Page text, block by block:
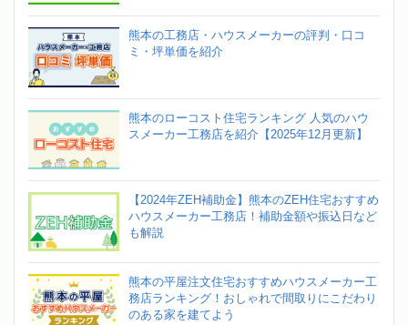
熊本の工務店・ハウスメーカーの評判・口コ
ミ・坪単価を紹介
熊本のローコスト住宅ランキング 人気のハウ
スメーカー工務店を紹介【2025年12月更新】
【2024年ZEH補助金】熊本のZEH住宅おすすめ
ハウスメーカー工務店！補助金額や振込日など
も解説
熊本の平屋注文住宅おすすめハウスメーカー工
務店ランキング！おしゃれで間取りにこだわり
のある家を建てよう